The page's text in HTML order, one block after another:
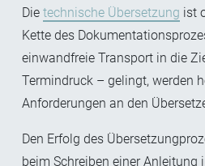
Die technische Übersetzung ist
Kette des
einwandfreie Transport in die
Termindruck – gelingt, werden
Anforderungen an den
Den Erfolg des
beim Schreiben einer Anleitung